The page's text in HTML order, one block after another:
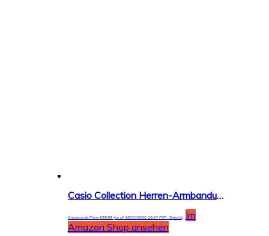
Casio Collection Herren-Armbanduhr AEQ-110W
Amazon.de Price:€28,99(as of 18/03/2020 10:37 PST- Details)
Im
Amazon Shop ansehen